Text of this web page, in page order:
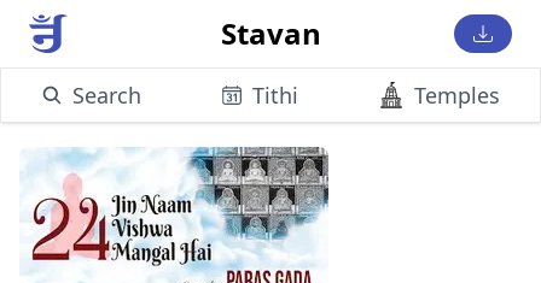
Stavan
Search Tithi Temples